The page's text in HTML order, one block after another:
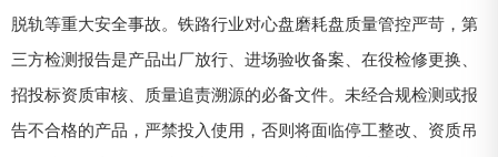
脱轨等重大安全事故。铁路行业对心盘磨耗盘质量管控严苛，第
三方检测报告是产品出厂放行、进场验收备案、在役检修更换、
招投标资质审核、质量追责溯源的必备文件。未经合规检测或报
告不合格的产品，严禁投入使用，否则将面临停工整改、资质吊